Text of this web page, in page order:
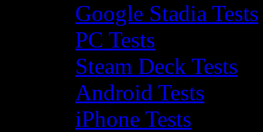
Google Stadia Tests
PC Tests
Steam Deck Tests
Android Tests
iPhone Tests